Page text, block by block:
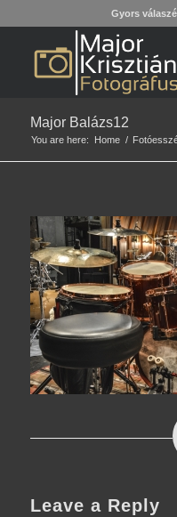
Gyors
Major Balázs12
You are here: Home /
Leave a Reply